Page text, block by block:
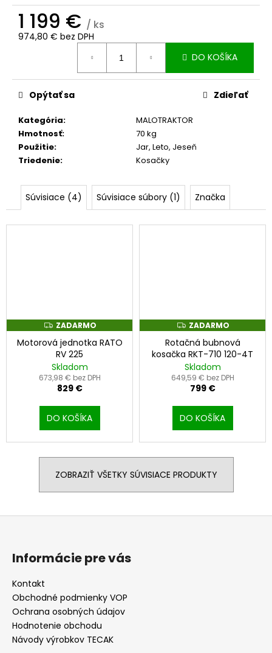
1 199 € / ks
974,80 € bez DPH
DO KOŠÍKA
Kategória:
MALOTRAKTOR
Hmotnosť:
70 kg
Použitie:
Jar, Leto, Jeseň
Triedenie: Kosačky
Opýtať sa Zdieľať
Súvisiace (4) Súvisiace súbory (1) Značka
Z
A
D
A
R
M
O
ZADARMO
Motorová jednotka RATO
RV 225
Skladom
673,98 € bez DPH
829 €
DO KOŠÍKA
Z
A
D
A
R
M
O
ZADARMO
Rotačná bubnová
kosačka RKT-710 120-4T
Skladom
649,59 € bez DPH
799 €
DO KOŠÍKA
ZOBRAZIŤ VŠETKY SÚVISIACE PRODUKTY
Informácie pre vás
Kontakt
Obchodné podmienky VOP
Ochrana osobných údajov
Hodnotenie obchodu
Návody výrobkov TECAK